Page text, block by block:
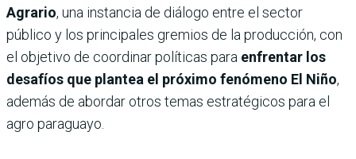
Agrario, una instancia de diálogo entre el sector
público y los principales gremios de la producción, con
el objetivo de coordinar políticas para enfrentar los
desafíos que plantea el próximo fenómeno El Niño,
además de abordar otros temas estratégicos para el
agro paraguayo.